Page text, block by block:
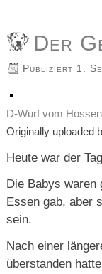
Der
Publiziert 1.
D-Wurf vom
Originally uploaded
Heute war der
Die Babys
Essen gab, aber
sein.
Nach einer
überstanden